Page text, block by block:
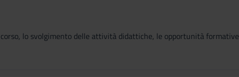
lo svolgimento delle attività didattiche, le opportunità